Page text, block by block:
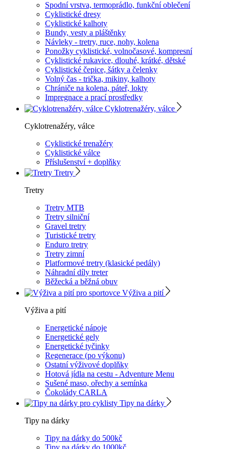
Spodní vrstva, termoprádlo, funkční oblečení
Cyklistické dresy
Cyklistické kalhoty
Bundy, vesty a pláštěnky
Návleky - tretry, ruce, nohy, kolena
Ponožky cyklistické, volnočasové, kompresní
Cyklistické rukavice, dlouhé, krátké, dětské
Cyklistické čepice, šátky a čelenky
Volný čas - trička, mikiny, kalhoty
Chrániče na kolena, páteř, lokty
Impregnace a prací prostředky
Cyklotrenažéry, válce
Cyklotrenažéry, válce
Cyklistické trenažéry
Cyklistické válce
Příslušenství + doplňky
Tretry
Tretry
Tretry MTB
Tretry silniční
Gravel tretry
Turistické tretry
Enduro tretry
Tretry zimní
Platformové tretry (klasické pedály)
Náhradní díly treter
Běžecká a běžná obuv
Výživa a pití
Výživa a pití
Energetické nápoje
Energetické gely
Energetické tyčinky
Regenerace (po výkonu)
Ostatní výživové doplňky
Hotová jídla na cestu - Adventure Menu
Sušené maso, ořechy a semínka
Čokolády CARLA
Tipy na dárky
Tipy na dárky
Tipy na dárky do 500kč